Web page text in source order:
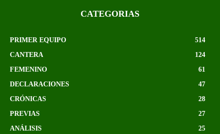
CATEGORIAS
PRIMER EQUIPO
514
CANTERA
124
FEMENINO
61
DECLARACIONES
47
CRÓNICAS
28
PREVIAS
27
ANÁLISIS
25